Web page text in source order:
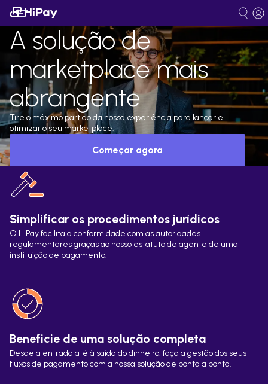
A solução de
marketplace mais
abrangente
Tire o máximo partido da nossa experiência para lançar e
otimizar o seu marketplace.
Começar agora
Simplificar os procedimentos jurídicos
O HiPay facilita a conformidade com as autoridades
regulamentares graças ao nosso estatuto de agente de uma
instituição de pagamento.
Beneficie de uma solução completa
Desde a entrada até à saída do dinheiro, faça a gestão dos seus
fluxos de pagamento com a nossa solução de ponta a ponta.